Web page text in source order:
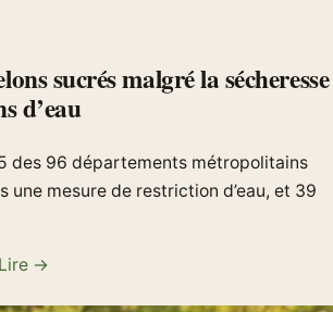
sucrés malgré la sécheresse
d’eau
des 96 départements métropolitains
une mesure de restriction d’eau, et 39
Lire →